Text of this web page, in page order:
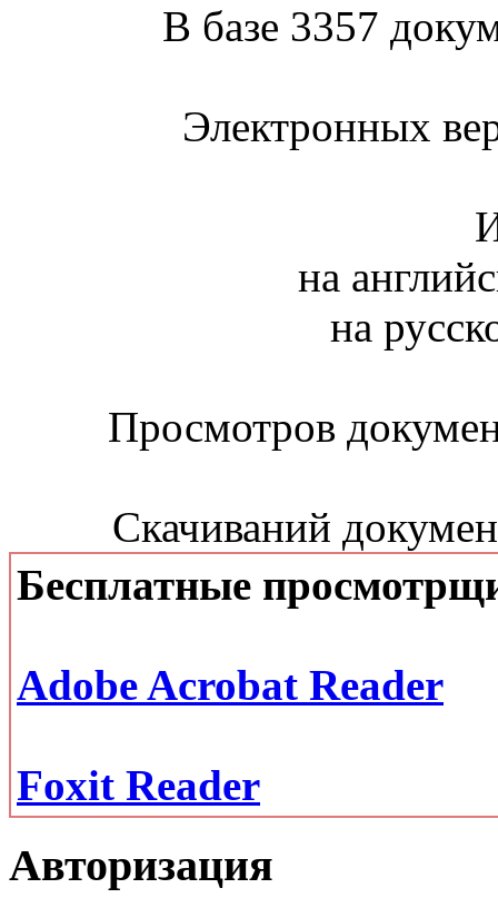
В базе 3357
Электронных
на
на
Просмотров
Скачиваний
Бесплатные
Adobe Acrobat Reader
Foxit Reader
Авторизация